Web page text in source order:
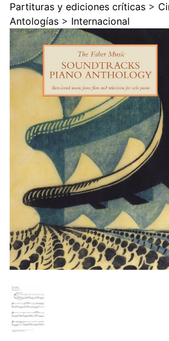
Partituras y ediciones críticas >
Antologías > Internacional